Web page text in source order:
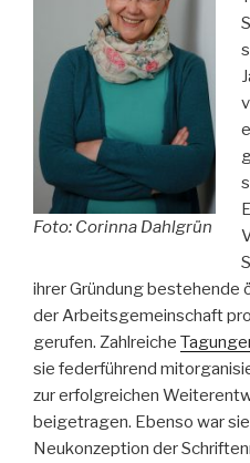
Foto: Corinna Dahlgrün
ihrer Gründung bestehende
der Arbeitsgemeinschaft
gerufen. Zahlreiche
sie federführend
zur erfolgreichen
beigetragen. Ebenso war
Neukonzeption der